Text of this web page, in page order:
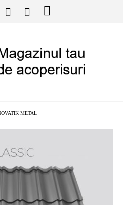
METAL